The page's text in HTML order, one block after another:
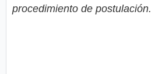
procedimiento de postulación.